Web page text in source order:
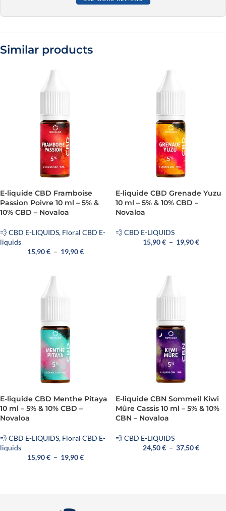
Similar products
E-liquide CBD Framboise
Passion Poivre 10 ml – 5% &
10% CBD – Novaloa
💨 CBD E-LIQUIDS, Floral CBD E-
liquids
15,90€ – 19,90€
E-liquide CBD Grenade Yuzu
10 ml – 5% & 10% CBD –
Novaloa
💨 CBD E-LIQUIDS
15,90€ – 19,90€
E-liquide CBD Menthe Pitaya
10 ml – 5% & 10% CBD –
Novaloa
💨 CBD E-LIQUIDS, Floral CBD E-
liquids
15,90€ – 19,90€
E-liquide CBN Sommeil Kiwi
Mûre Cassis 10 ml – 5% & 10%
CBN – Novaloa
💨 CBD E-LIQUIDS
24,50€ – 37,50€